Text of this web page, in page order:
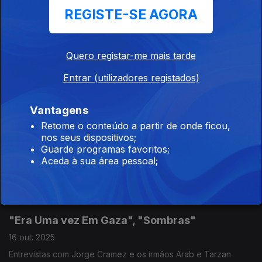
"Bugonia", "Alpha", "O Riso e a Faca", "Big
Bang Henda"
Com Yorgos Lanthimos, Julia Ducournau, Cleo Diára, Fernanda
"As Aves", "Springsteen: Deliver Me From
Nowhere"
23 out. 2025
"As Aves", "Springsteen: Deliver Me From Nowhere", "O Velho
"Era Uma vez Em Gaza", "Sombras"
16 out. 2025
Entrevistas com Jorge Cramez e os irmãos Arab e Tarzan
REGISTE-SE AGORA
Quero registar-me mais tarde
Entrar (utilizadores registados)
Vantagens
Retome o conteúdo a partir de onde ficou,
nos seus dispositivos;
Guarde programas favoritos;
Aceda à sua área pessoal;